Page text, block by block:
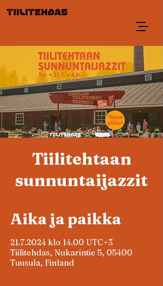
Tiilitehtaan
sunnuntaijazzit
Aika ja paikka
21.7.2024 klo 14.00 UTC+3
Tiilitehdas, Nukarintie 5, 05400
Tuusula, Finland